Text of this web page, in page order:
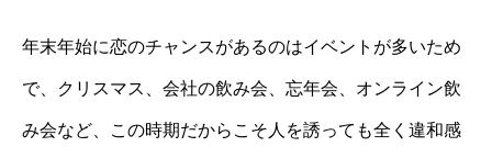
年末年始に恋のチャンスがあるのはイベントが多いため
で、クリスマス、会社の飲み会、忘年会、オンライン飲
み会など、この時期だからこそ人を誘っても全く違和感